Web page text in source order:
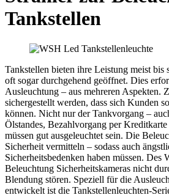
Tankstellen
Tankstellen bieten ihre Leistung meist bis
oft sogar durchgehend geöffnet. Dies
Ausleuchtung – aus mehreren Aspekten.
sichergestellt werden, dass sich Kunden
können. Nicht nur der Tankvorgang –
Ölstandes, Bezahlvorgang per
müssen gut ausgeleuchtet sein. Die
Sicherheit vermitteln – sodass auch
Sicherheitsbedenken haben müssen. Des
Beleuchtung Sicherheitskameras nicht
Blendung stören. Speziell für die
entwickelt ist die Tankstellenleuchten-